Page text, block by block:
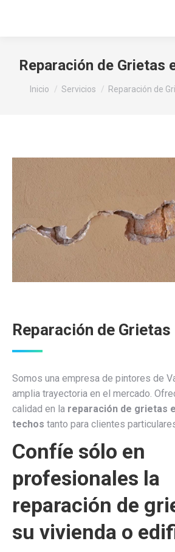
Reparación de Grietas
Estás aquí:
Inicio Servicios Reparación de
Reparación de Grietas
Somos una empresa de pintores de
amplia trayectoria en el mercado.
calidad en la reparación de grietas
techos tanto para clientes
Confíe sólo en
profesionales la
reparación de
su vivienda o